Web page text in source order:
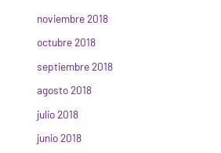
noviembre 2018
octubre 2018
septiembre 2018
agosto 2018
julio 2018
junio 2018